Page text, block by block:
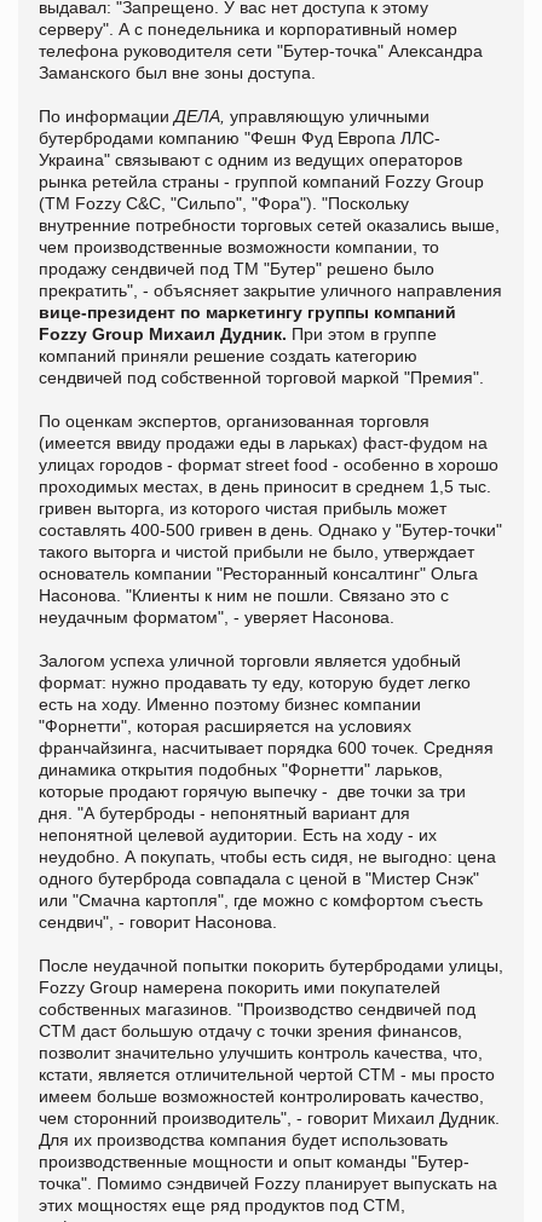
выдавал: "Запрещено. У вас нет доступа к этому
серверу". А с понедельника и корпоративный номер
телефона руководителя сети "Бутер-точка" Александра
Заманского был вне зоны доступа.
По информации ДЕЛА, управляющую уличными
бутербродами компанию "Фешн Фуд Европа ЛЛС-
Украина" связывают с одним из ведущих операторов
рынка ретейла страны - группой компаний Fozzy Group
(ТМ Fozzy C&C, "Сильпо", "Фора"). "Поскольку
внутренние потребности торговых сетей оказались выше,
чем производственные возможности компании, то
продажу сендвичей под ТМ "Бутер" решено было
прекратить", - объясняет закрытие уличного направления
вице-президент по маркетингу группы компаний
Fozzy Group Михаил Дудник. При этом в группе
компаний приняли решение создать категорию
сендвичей под собственной торговой маркой "Премия".
По оценкам экспертов, организованная торговля
(имеется ввиду продажи еды в ларьках) фаст-фудом на
улицах городов - формат street food - особенно в хорошо
проходимых местах, в день приносит в среднем 1,5 тыс.
гривен выторга, из которого чистая прибыль может
составлять 400-500 гривен в день. Однако у "Бутер-точки"
такого выторга и чистой прибыли не было, утверждает
основатель компании "Ресторанный консалтинг" Ольга
Насонова. "Клиенты к ним не пошли. Связано это с
неудачным форматом", - уверяет Насонова.
Залогом успеха уличной торговли является удобный
формат: нужно продавать ту еду, которую будет легко
есть на ходу. Именно поэтому бизнес компании
"Форнетти", которая расширяется на условиях
франчайзинга, насчитывает порядка 600 точек. Средняя
динамика открытия подобных "Форнетти" ларьков,
которые продают горячую выпечку - две точки за три
дня. "А бутерброды - непонятный вариант для
непонятной целевой аудитории. Есть на ходу - их
неудобно. А покупать, чтобы есть сидя, не выгодно: цена
одного бутерброда совпадала с ценой в "Мистер Снэк"
или "Смачна картопля", где можно с комфортом съесть
сендвич", - говорит Насонова.
После неудачной попытки покорить бутербродами улицы,
Fozzy Group намерена покорить ими покупателей
собственных магазинов. "Производство сендвичей под
СТМ даст большую отдачу с точки зрения финансов,
позволит значительно улучшить контроль качества, что,
кстати, является отличительной чертой СТМ - мы просто
имеем больше возможностей контролировать качество,
чем сторонний производитель", - говорит Михаил Дудник.
Для их производства компания будет использовать
производственные мощности и опыт команды "Бутер-
точка". Помимо сэндвичей Fozzy планирует выпускать на
этих мощностях еще ряд продуктов под СТМ,